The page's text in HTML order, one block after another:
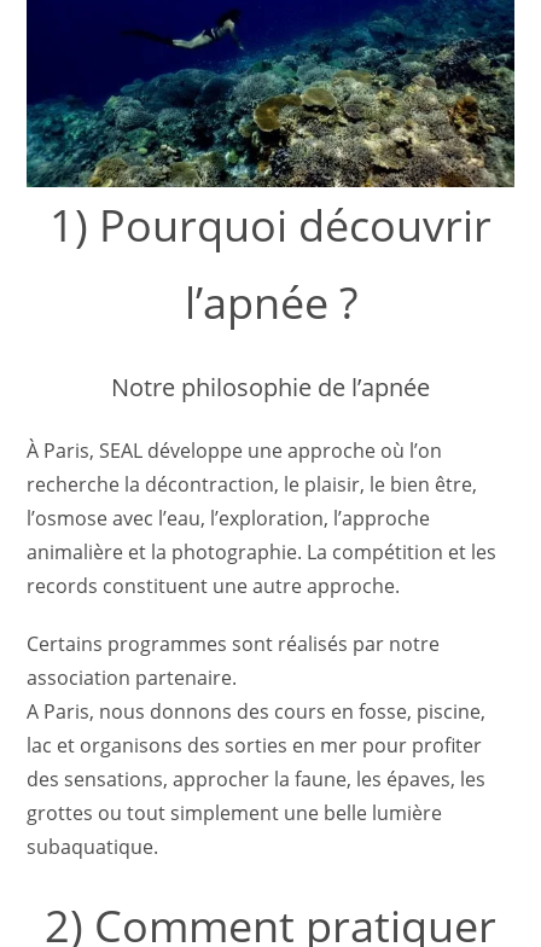
1) Pourquoi découvrir
l’apnée ?
Notre philosophie de l’apnée
À Paris, SEAL développe une approche où l’on
recherche la décontraction, le plaisir, le bien être,
l’osmose avec l’eau, l’exploration, l’approche
animalière et la photographie. La compétition et les
records constituent une autre approche.
Certains programmes sont réalisés par notre
association partenaire.
A Paris, nous donnons des cours en fosse, piscine,
lac et organisons des sorties en mer pour profiter
des sensations, approcher la faune, les épaves, les
grottes ou tout simplement une belle lumière
subaquatique.
2) Comment pratiquer